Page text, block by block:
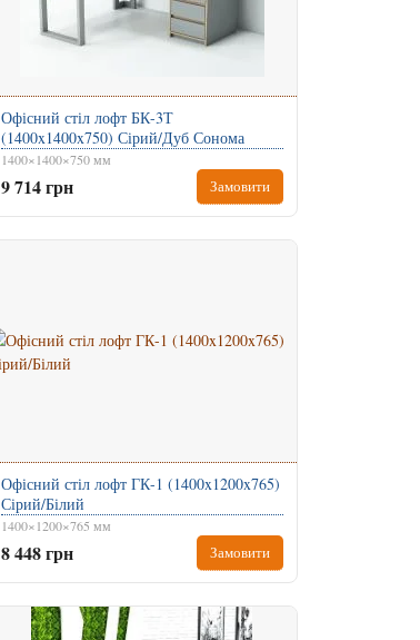
Офісний стіл лофт БК-3Т
(1400x1400x750) Сірий/Дуб Сонома
1400×1400×750 мм
9 714 грн Замовити
Офісний стіл лофт ГК-1 (1400x1200x765)
Сірий/Білий
1400×1200×765 мм
8 448 грн Замовити